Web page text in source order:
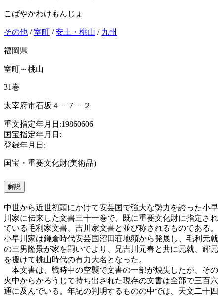
こばやかわけもんじょ
その他 /室町 /安土・桃山 / 九州
福岡県
室町～桃山
31巻
太宰府市石坂４－７－２
重文指定年月日:19860606
国宝指定年月日:
登録年月日:
国宝・重要文化財(美術品)
解説
中世から近世初頭にかけて安芸国で強大な勢力を誇った小早
川家に伝来した文書三十一巻で、既に重要文化財に指定され
ている毛利家文書、吉川家文書と並び称されるものである。
小早川家は鎌倉時代安芸国沼田荘地頭から発展し、毛利元就
の三男隆景が家を嗣いでより、兄吉川元春と共に元就、輝元
を援けて桃山時代の有力大名となった。
本文書は、戦時中の空襲で文書の一部が焼失したが、その
火中からかろうじて持ち出された現存の文書は全部で三百六
通に及んでいる。年紀の判明するものの中では、天文二十四